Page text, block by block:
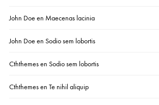
John Doe en Maecenas lacinia
John Doe en Sodio sem lobortis
Cththemesen Sodio sem lobortis
Cththemesen Te nihil aliquip